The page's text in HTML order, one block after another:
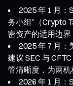
2025 年 1 月：
务小组”（Crypto
密资产的适用边界
2025 年 7 月：
建议 SEC 与
管清晰度，为两机
2026 年 1 月：